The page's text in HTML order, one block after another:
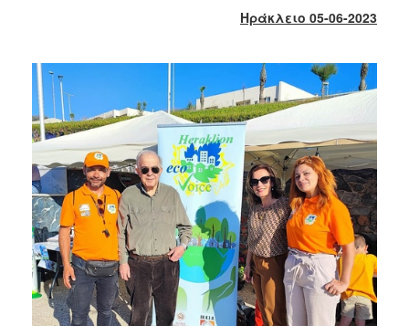
2011
2010
2006
ΔΗΜΟΤΗΣ
ΕΠΙΣΚΕΠΤΗΣ
Ηράκλειο 05-06-2023